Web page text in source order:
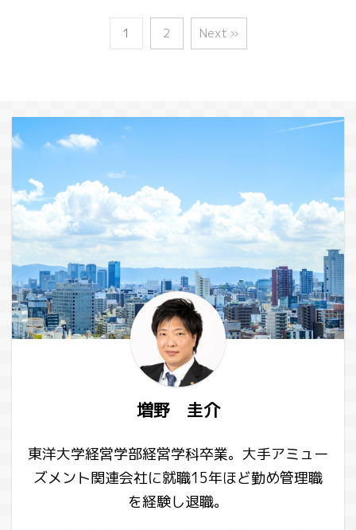
1 2 Next »
増野 圭介
東洋大学経営学部経営学科卒業。大手アミュー
ズメント関連会社に就職15年ほど勤め管理職
を経験し退職。